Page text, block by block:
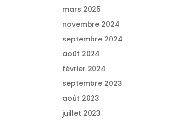
mars 2025
novembre 2024
septembre 2024
août 2024
février 2024
septembre 2023
août 2023
juillet 2023